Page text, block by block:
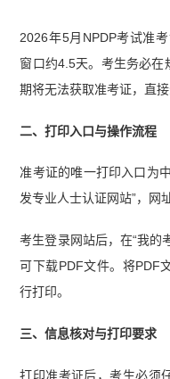
2026年5月NPDP考试准
窗口约4.5天。考生务必在
期将无法获取准考证，直接
二、打印入口与操作流程
准考证的唯一打印入口为
发专业人士认证网站”，网
考生登录网站后，在“我的
可下载PDF文件。将PDF
行打印。
三、信息核对与打印要求
打印准考证后，考生必须